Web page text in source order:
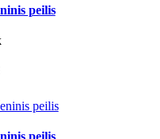
peilis
peilis